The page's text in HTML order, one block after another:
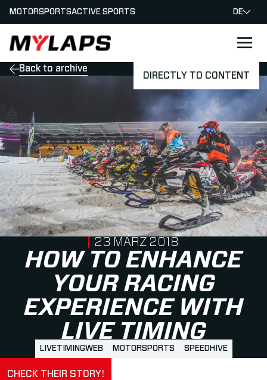
DIRECTLY TO CONTENT
LOGO MYLAPS - GERMAN
MOTORSPORTSACTIVE SPORTS DE
Back to archive
HOW TO ENHANCE
YOUR RACING
EXPERIENCE WITH
LIVE TIMING
PUBLISHED ON
23 MÄRZ 2018
LIVETIMINGWEB MOTORSPORTS SPEEDHIVE
CHECK THEIR STORY!